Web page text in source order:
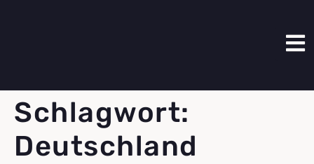
Schlagwort:
Deutschland